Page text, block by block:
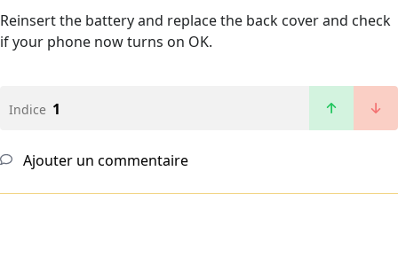
Reinsert the battery and replace the back cover and check
if your phone now turns on OK.
Indice 1
Ajouter un commentaire